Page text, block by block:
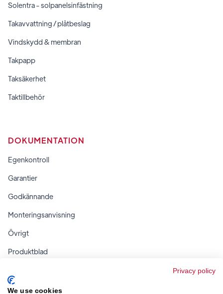
Solentra - solpanelsinfästning
Takavvattning / plåtbeslag
Vindskydd & membran
Takpapp
Taksäkerhet
Taktillbehör
DOKUMENTATION
Egenkontroll
Garantier
Godkännande
Monteringsanvisning
Övrigt
Produktblad
Privacy policy
We use cookies